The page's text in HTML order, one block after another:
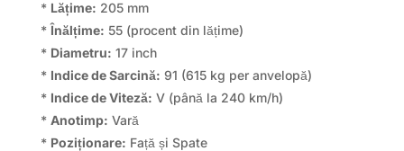
* Lățime: 205 mm
*Înălțime: 55 (procent din lățime)
* Diametru: 17 inch
* Indice de Sarcină: 91 (615 kg per anvelopă)
* Indice de Viteză: V (până la 240 km/h)
* Anotimp: Vară
* Poziționare: Față și Spate